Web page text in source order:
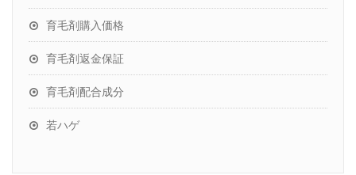
育毛剤購入価格
育毛剤返金保証
育毛剤配合成分
若ハゲ